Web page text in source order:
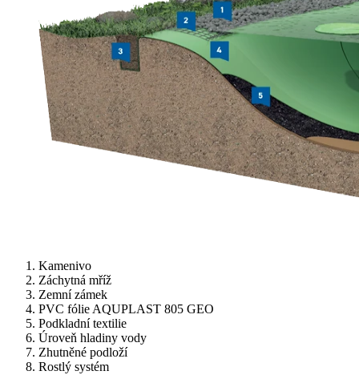
Kamenivo
Záchytná mříž
Zemní zámek
PVC fólie AQUPLAST 805 GEO
Podkladní textilie
Úroveň hladiny vody
Zhutněné podloží
Rostlý systém